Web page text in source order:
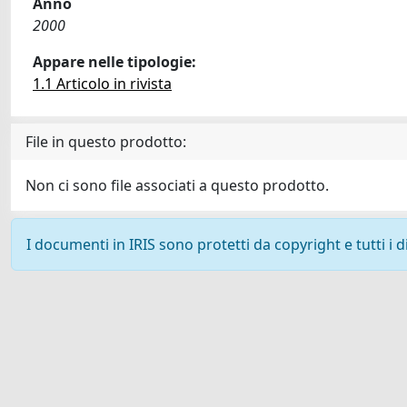
2000
Appare nelle tipologie:
1.1 Articolo in rivista
File in questo prodotto:
Non ci sono file associati a questo prodotto.
I documenti in IRIS sono protetti da copyright e tutti i